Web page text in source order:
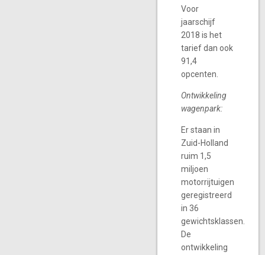
Voor
jaarschijf
2018 is het
tarief dan ook
91,4
opcenten.
Ontwikkeling
wagenpark:
Er staan in
Zuid-Holland
ruim 1,5
miljoen
motorrijtuigen
geregistreerd
in 36
gewichtsklassen.
De
ontwikkeling